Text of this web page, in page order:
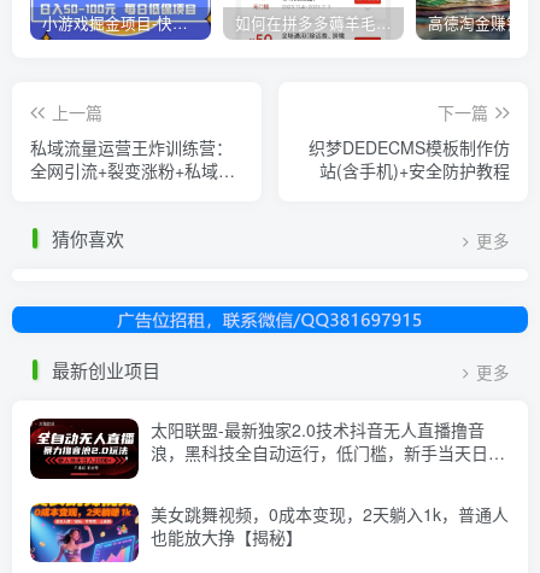
小游戏掘金项目-快手商业养机教程（小游戏养机） 如何在拼多多薅羊毛，教你撸品台无门槛优惠券，一单利润50-300！
上一篇
私域流量运营王炸训练营：
全网引流+裂变涨粉+私域运
下一篇
织梦DEDECMS模板制作仿
站(含手机)+安全防护教程
猜你喜欢 更多
最新创业项目 更多
太阳联盟-最新独家2.0技术抖音无人直播撸音
浪，黑科技全自动运行，低门槛，新手当天日入
美女跳舞视频，0成本变现，2天躺入1k，普通人
也能放大挣【揭秘】